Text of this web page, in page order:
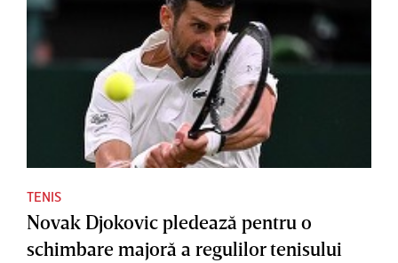
TENIS
Novak Djokovic pledează pentru o
schimbare majoră a regulilor tenisului